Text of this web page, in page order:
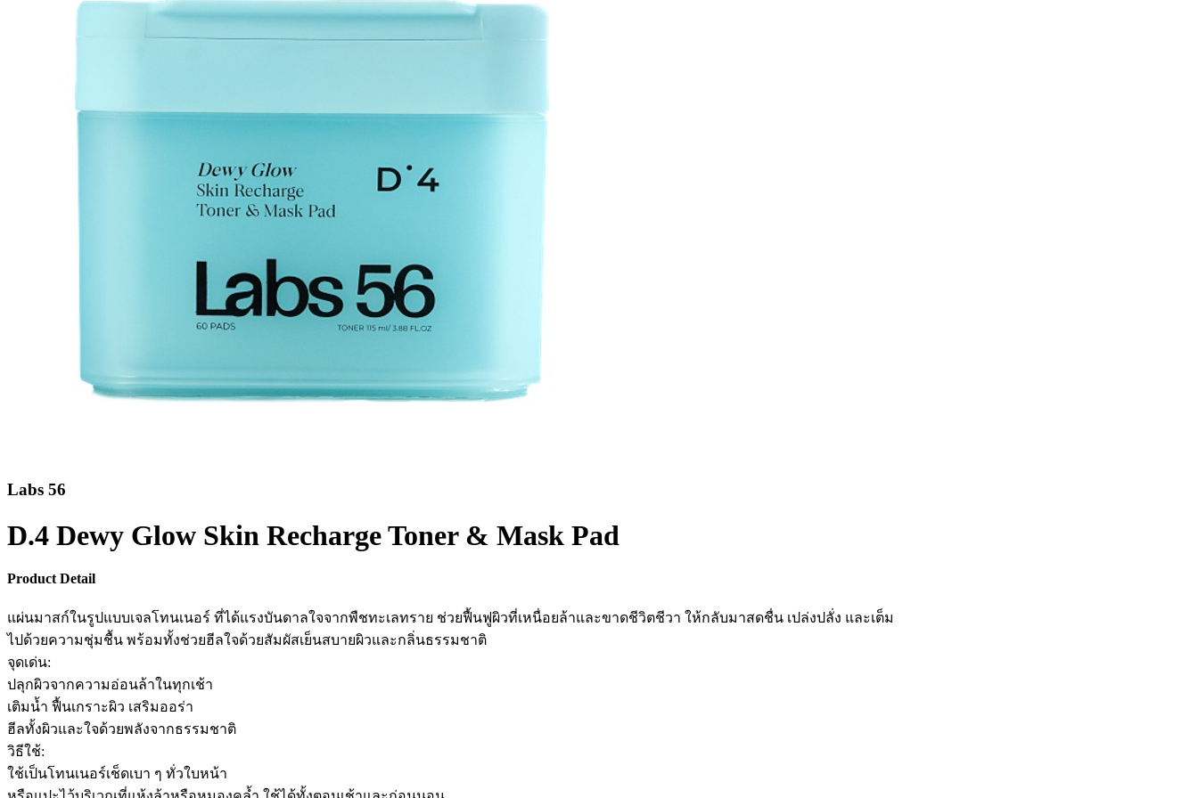
Labs 56
D.4 Dewy Glow Skin Recharge Toner & Mask Pad
Product Detail
แผ่นมาสก์ในรูปแบบเจลโทนเนอร์ ที่ได้แรงบันดาลใจจากพืชทะเลทราย ช่วยฟื้นฟูผิวที่เหนื่อยล้าและขาดชีวิตชีวา ให้กลับมาสดชื่น เปล่งปลั่ง และเต็ม
ไปด้วยความชุ่มชื้น พร้อมทั้งช่วยฮีลใจด้วยสัมผัสเย็นสบายผิวและกลิ่นธรรมชาติ
จุดเด่น:
ปลุกผิวจากความอ่อนล้าในทุกเช้า
เติมน้ำ ฟื้นเกราะผิว เสริมออร่า
ฮีลทั้งผิวและใจด้วยพลังจากธรรมชาติ
วิธีใช้:
ใช้เป็นโทนเนอร์เช็ดเบา ๆ ทั่วใบหน้า